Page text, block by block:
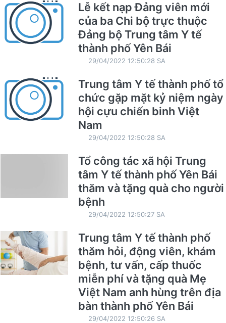
Lễ kết nạp Đảng viên mới
của ba Chi bộ trực thuộc
Đảng bộ Trung tâm Y tế
thành phố Yên Bái
29/04/2022 12:50:28 SA
Trung tâm Y tế thành phố tổ
chức gặp mặt kỷ niệm ngày
hội cựu chiến binh Việt
Nam
29/04/2022 12:50:28 SA
Tổ công tác xã hội Trung
tâm Y tế thành phố Yên Bái
thăm và tặng quà cho người
bệnh
29/04/2022 12:50:27 SA
Trung tâm Y tế thành phố
thăm hỏi, động viên, khám
bệnh, tư vấn, cấp thuốc
miễn phí và tặng quà Mẹ
Việt Nam anh hùng trên địa
bàn thành phố Yên Bái
29/04/2022 12:50:26 SA